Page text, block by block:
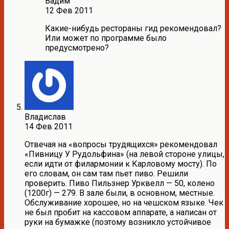
12 Фев 2011
Какие-нибудь рестораны гид рекомендовал?
Или может по программе было
предусмотрено?
Владислав
14 Фев 2011
Отвечая на «вопросы трудящихся» рекомендовал
«Пивницу У Рудольфина» (на левой стороне улицы,
если идти от филармонии к Карловому мосту). По
его словам, он сам там пьет пиво. Решили
проверить. Пиво Пильзнер Урквелл — 50, колено
(1200г) — 279. В зале были, в основном, местные.
Обслуживание хорошее, но на чешском языке. Чек
не был пробит на кассовом аппарате, а написан от
руки на бумажке (поэтому возникло устойчивое